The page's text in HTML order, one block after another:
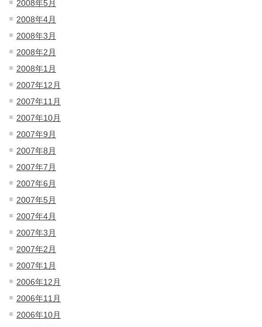
2008年5月
2008年4月
2008年3月
2008年2月
2008年1月
2007年12月
2007年11月
2007年10月
2007年9月
2007年8月
2007年7月
2007年6月
2007年5月
2007年4月
2007年3月
2007年2月
2007年1月
2006年12月
2006年11月
2006年10月